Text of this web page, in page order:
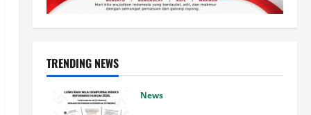
TRENDING NEWS
News